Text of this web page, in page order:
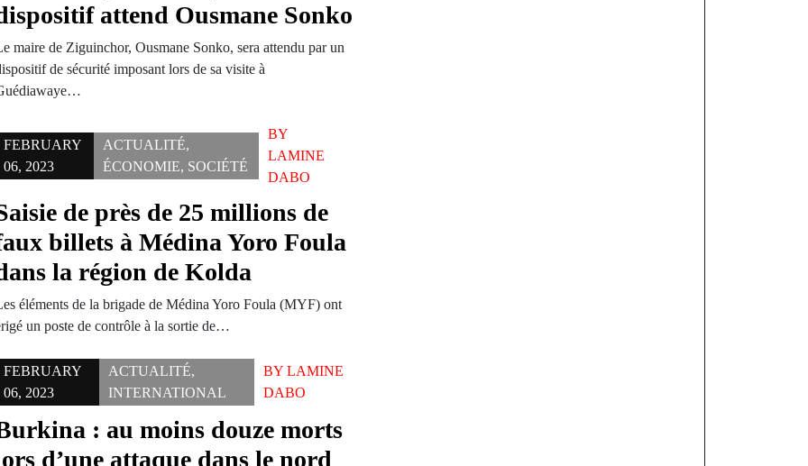
attend Ousmane Sonko
maire de Ziguinchor, Ousmane Sonko, sera attendu par un
de sécurité imposant lors de sa visite à
FEBRUARY
06, 2023
ACTUALITÉ,
ÉCONOMIE, SOCIÉTÉ
BY
LAMINE
DABO
de près de 25 millions de
billets à Médina Yoro Foula
la région de Kolda
éléments de la brigade de Médina Yoro Foula (MYF) ont
un poste de contrôle à la sortie de…
FEBRUARY
06, 2023
ACTUALITÉ,
INTERNATIONAL
BY LAMINE
DABO
: au moins douze morts
d’une attaque dans le nord